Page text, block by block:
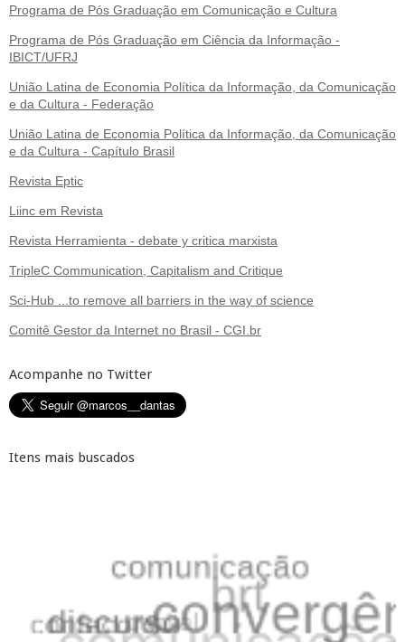
Programa de Pós Graduação em Comunicação e Cultura
Programa de Pós Graduação em Ciência da Informação -
IBICT/UFRJ
União Latina de Economia Política da Informação, da Comunicação
e da Cultura - Federação
União Latina de Economia Política da Informação, da Comunicação
e da Cultura - Capítulo Brasil
Revista Eptic
Liinc em Revista
Revista Herramienta - debate y critica marxista
TripleC Communication, Capitalism and Critique
Sci-Hub ...to remove all barriers in the way of science
Comitê Gestor da Internet no Brasil - CGI.br
Acompanhe no Twitter
Itens mais buscados